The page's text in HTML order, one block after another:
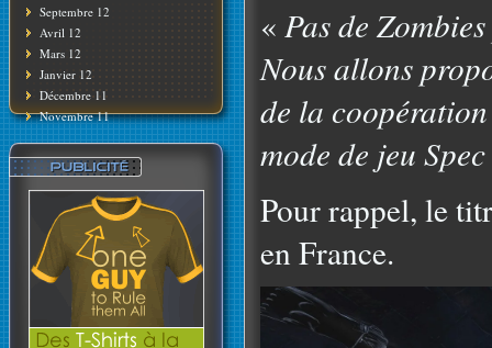
Septembre 12
Avril 12
Mars 12
Janvier 12
Décembre 11
Novembre 11
« Pas de
Nous allons
de la
mode de jeu
Pour rappel, le
en France.